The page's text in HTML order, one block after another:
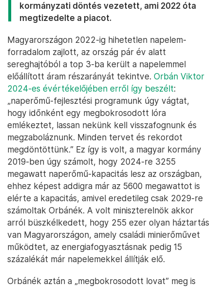
kormányzati döntés vezetett, ami 2022 óta
megtizedelte a piacot.
Magyarországon 2022-ig hihetetlen napelem-
forradalom zajlott, az ország pár év alatt
sereghajtóból a top 3-ba került a napelemmel
előállított áram részarányát tekintve. Orbán Viktor
2024-es évértékelőjében erről így beszélt:
„naperőmű-fejlesztési programunk úgy vágtat,
hogy időnként egy megbokrosodott lóra
emlékeztet, lassan nekünk kell visszafognunk és
megzaboláznunk. Minden tervet és rekordot
megdöntöttünk.” Ez így is volt, a magyar kormány
2019-ben úgy számolt, hogy 2024-re 3255
megawatt naperőmű-kapacitás lesz az országban,
ehhez képest addigra már az 5600 megawattot is
elérte a kapacitás, amivel eredetileg csak 2029-re
számoltak Orbánék. A volt miniszterelnök akkor
arról büszkélkedett, hogy 255 ezer olyan háztartás
van Magyarországon, amely családi minierőművet
működtet, az energiafogyasztásnak pedig 15
százalékát már napelemekkel állítják elő.
Orbánék aztán a „megbokrosodott lovat” meg is